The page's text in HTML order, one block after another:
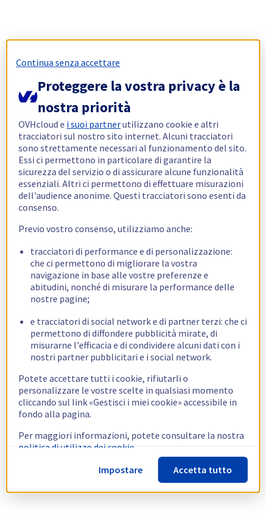
Continua senza accettare
Proteggere la vostra privacy è la
nostra priorità
OVHcloud e i suoi partnerutilizzano cookie e altri
tracciatori sul nostro sito internet. Alcuni tracciatori
sono strettamente necessari al funzionamento del sito.
Essi ci permettono in particolare di garantire la
sicurezza del servizio o di assicurare alcune funzionalità
essenziali. Altri ci permettono di effettuare misurazioni
dell'audience anonime. Questi tracciatori sono esenti da
consenso.
Previo vostro consenso, utilizziamo anche:
tracciatori di performance e di personalizzazione:
che ci permettono di migliorare la vostra
navigazione in base alle vostre preferenze e
abitudini, nonché di misurare la performance delle
nostre pagine;
e tracciatori di social network e di partner terzi: che ci
permettono di diffondere pubblicità mirate, di
misurarne l'efficacia e di condividere alcuni dati con i
nostri partner pubblicitari e i social network.
Potete accettare tutti i cookie, rifiutarli o
personalizzare le vostre scelte in qualsiasi momento
cliccando sul link «Gestisci i miei cookie» accessibile in
fondo alla pagina.
Per maggiori informazioni, potete consultare la nostra
politica di utilizzo dei cookie.
Impostare
Accetta tutto